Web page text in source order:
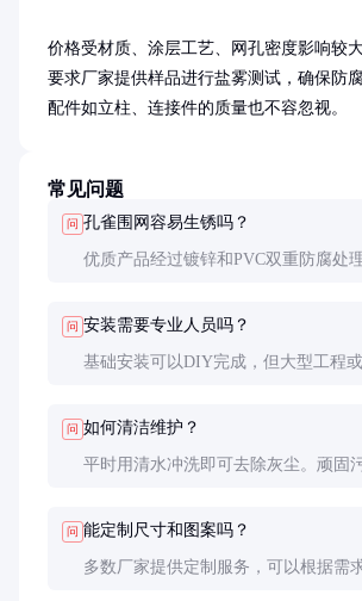
价格受材质、涂层工艺、网孔密度影响较
要求厂家提供样品进行盐雾测试，确保防
配件如立柱、连接件的质量也不容忽视。
常见问题
问 孔雀围网容易生锈吗？
优质产品经过镀锌和PVC双重防腐处
问 安装需要专业人员吗？
基础安装可以DIY完成，但大型工程
问 如何清洁维护？
平时用清水冲洗即可去除灰尘。顽固
问 能定制尺寸和图案吗？
多数厂家提供定制服务，可以根据需